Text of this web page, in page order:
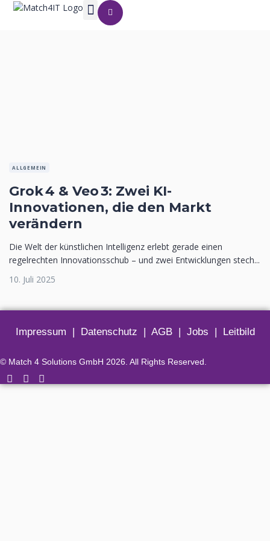
ALLGEMEIN
Grok 4 & Veo 3: Zwei KI-
Innovationen, die den Markt
verändern
Die Welt der künstlichen Intelligenz erlebt gerade einen
regelrechten Innovationsschub – und zwei Entwicklungen stech...
10. Juli 2025
Impressum | Datenschutz | AGB| Jobs | Leitbild
© Match 4 Solutions GmbH 2026. All Rights Reserved.